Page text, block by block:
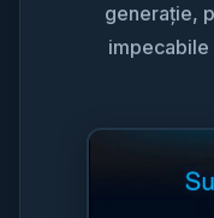
generație,
impecabile